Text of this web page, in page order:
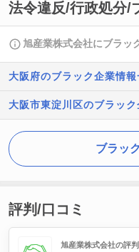
法令違反/行政処分/
旭産業株式会社にブラッ
大阪府のブラック企業情報
大阪市東淀川区のブラッ
ブラッ
評判/口コミ
旭産業株式会社の評